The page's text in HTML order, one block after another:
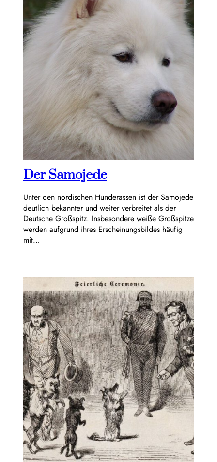
Der Samojede
Unter den nordischen Hunderassen ist der Samojede
deutlich bekannter und weiter verbreitet als der
Deutsche Großspitz. Insbesondere weiße Großspitze
werden aufgrund ihres Erscheinungsbildes häufig
mit…